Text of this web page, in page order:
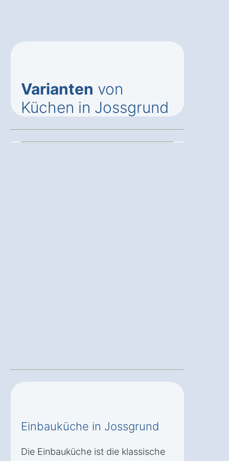
Varianten von
Küchen in Jossgrund
Einbauküche in Jossgrund
Die Einbauküche ist die klassische